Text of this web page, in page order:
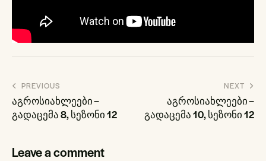
პოსტის
ნავიგაცია
PREVIOUS
აგროსიახლეები –
გადაცემა 8, სეზონი 12
NEXT
აგროსიახლეები –
გადაცემა 10, სეზონი 12
Leave a comment